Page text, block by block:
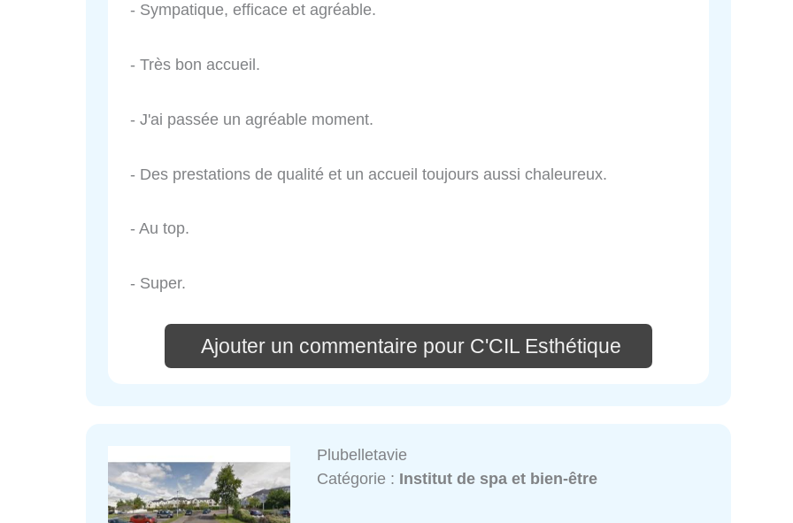
- Sympatique, efficace et agréable.
- Très bon accueil.
- J'ai passée un agréable moment.
- Des prestations de qualité et un accueil toujours aussi chaleureux.
- Au top.
- Super.
Ajouter un commentaire pour C'CIL Esthétique
Plubelletavie
Catégorie : Institut de spa et bien-être